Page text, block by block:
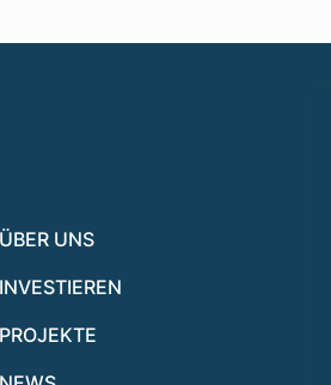
ÜBER UNS
INVESTIEREN
PROJEKTE